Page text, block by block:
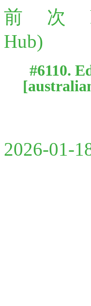
前 次
Hub)
#6110.
[
2026-01-